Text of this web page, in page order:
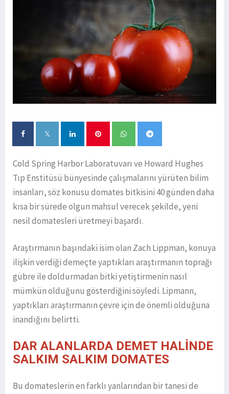
Cold Spring Harbor Laboratuvarı ve Howard Hughes
Tıp Enstitüsü bünyesinde çalışmalarını yürüten bilim
insanları, söz konusu domates bitkisini 40 günden daha
kısa bir sürede olgun mahsul verecek şekilde, yeni
nesil domatesleri üretmeyi başardı.
Araştırmanın başındaki isim olan Zach Lippman, konuya
ilişkin verdiği demeçte yaptıkları araştırmanın toprağı
gübre ile doldurmadan bitki yetiştirmenin nasıl
mümkün olduğunu gösterdiğini söyledi. Lipmann,
yaptıkları araştırmanın çevre için de önemli olduğuna
inandığını belirtti.
DAR ALANLARDA DEMET HALİNDE
SALKIM SALKIM DOMATES
Bu domateslerin en farklı yanlarından bir tanesi de